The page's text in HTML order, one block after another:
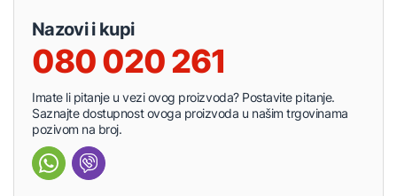
Nazovi i kupi
080 020 261
Imate li pitanje u vezi ovog proizvoda? Postavite pitanje.
Saznajte dostupnost ovoga proizvoda u našim trgovinama
pozivom na broj.